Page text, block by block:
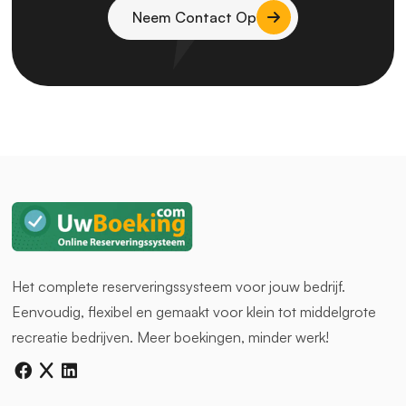
Neem Contact Op
Het complete reserveringssysteem voor jouw bedrijf.
Eenvoudig, flexibel en gemaakt voor klein tot middelgrote
recreatie bedrijven. Meer boekingen, minder werk!
facebook
twitterlinkedin